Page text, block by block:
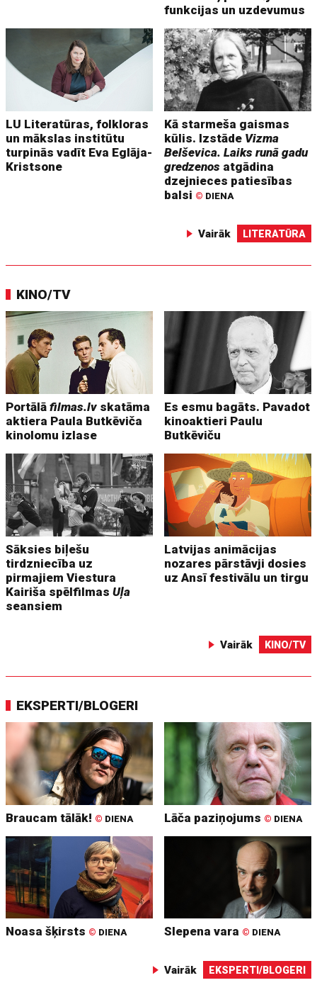
funkcijas un uzdevumus
LU Literatūras, folkloras
un mākslas institūtu
turpinās vadīt Eva Eglāja-
Kristsone
Kā starmeša gaismas
kūlis. Izstāde Vizma
Belševica. Laiks runā gadu
gredzenos atgādina
dzejnieces patiesības
balsi © DIENA
Vairāk LITERATŪRA
KINO/TV
Portālāfilmas.lv skatāma
aktiera Paula Butkēviča
kinolomu izlase
Es esmu bagāts. Pavadot
kinoaktieri Paulu
Butkēviču
Sāksies biļešu
tirdzniecība uz
pirmajiem Viestura
Kairiša spēlfilmasUļa
seansiem
Latvijas animācijas
nozares pārstāvji dosies
uz Ansī festivālu un tirgu
Vairāk KINO/TV
EKSPERTI/BLOGERI
Braucam tālāk! © DIENA Lāča paziņojums © DIENA
Noasa šķirsts © DIENA Slepena vara © DIENA
Vairāk EKSPERTI/BLOGERI